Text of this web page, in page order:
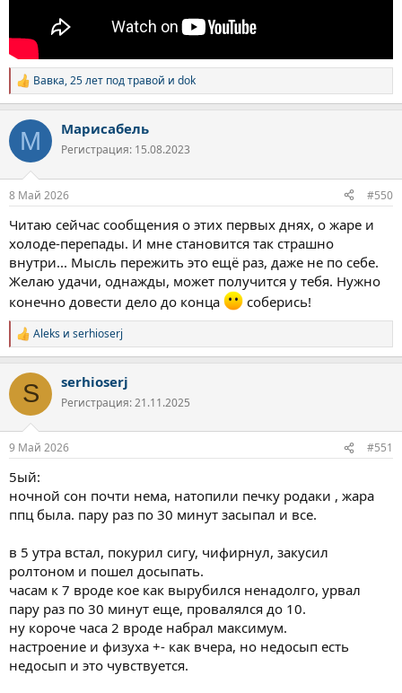
Р
е
к
и
Вавка,25 лет под травой и dok
М Марисабель
Регистрация: 15.08.2023
8 Май 2026 #550
Читаю сейчас сообщения о этих первых днях, о жаре и
холоде-перепады. И мне становится так страшно
внутри... Мысль пережить это ещё раз, даже не по себе.
Желаю удачи, однажды, может получится у тебя. Нужно
конечно довести дело до конца
соберись!
Р
е
к
и
Aleks и serhioserj
S serhioserj
Регистрация: 21.11.2025
9 Май 2026 #551
5ый:
ночной сон почти нема, натопили печку родаки , жара
ппц была. пару раз по 30 минут засыпал и все.
в 5 утра встал, покурил сигу, чифирнул, закусил
ролтоном и пошел досыпать.
часам к 7 вроде кое как вырубился ненадолго, урвал
пару раз по 30 минут еще, провалялся до 10.
ну короче часа 2 вроде набрал максимум.
настроение и физуха +- как вчера, но недосып есть
недосып и это чувствуется.